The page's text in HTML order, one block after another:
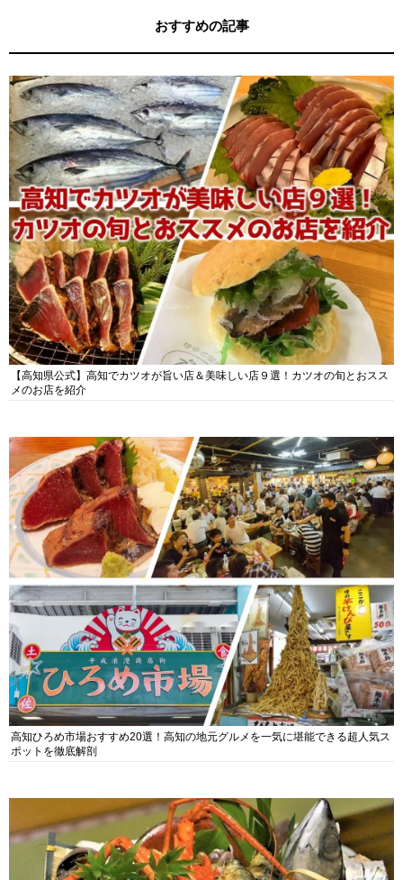
おすすめの記事
【高知県公式】高知でカツオが旨い店＆美味しい店９選！カツオの旬とおスス
メのお店を紹介
高知ひろめ市場おすすめ20選！高知の地元グルメを一気に堪能できる超人気ス
ポットを徹底解剖